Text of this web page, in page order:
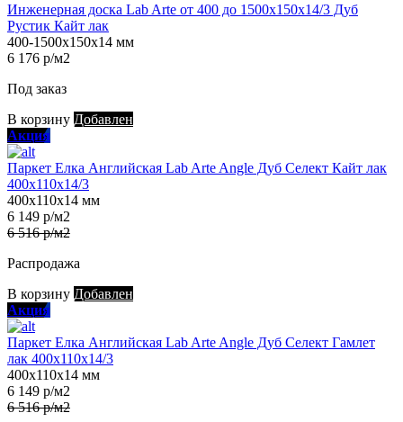
Инженерная доска Lab Arte от 400 до 1500х150х14/3 Дуб
Рустик Кайт лак
400-1500х150х14 мм
6 176 р/м2
Под заказ
В корзину Добавлен
Акция
Паркет Елка Английская Lab Arte Angle Дуб Селект Кайт лак
400х110х14/3
400х110х14 мм
6 149 р/м2
6 516 р/м2
Распродажа
В корзину Добавлен
Акция
Паркет Елка Английская Lab Arte Angle Дуб Селект Гамлет
лак 400х110х14/3
400х110х14 мм
6 149 р/м2
6 516 р/м2